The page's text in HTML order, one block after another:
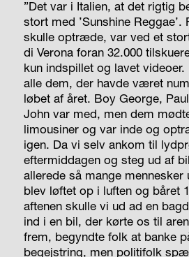
”Det var i Italien, at det rigtig
stort med ’Sunshine Reggae’.
skulle optræde, var ved et
di Verona foran 32.000
kun indspillet og lavet videoer.
alle dem, der havde været
løbet af året. Boy George,
John var med, men dem
limousiner og var inde og
igen. Da vi selv ankom til
eftermiddagen og steg ud af
allerede så mange mennesker
blev løftet op i luften og båret
aftenen skulle vi ud ad en
ind i en bil, der kørte os til
frem, begyndte folk at banke
begejstring, men politifolk